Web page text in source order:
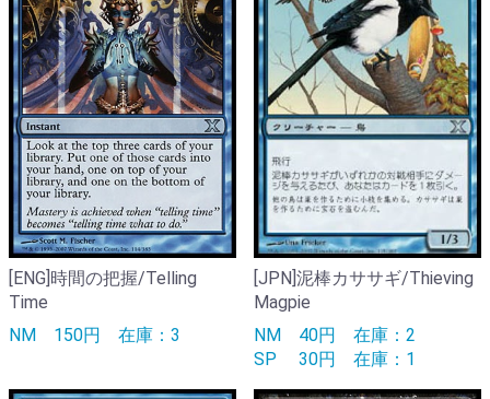
[ENG]時間の把握/Telling
Time
NM 150円 在庫：3
[JPN]泥棒カササギ/Thieving
Magpie
NM 40円 在庫：2
SP
30円 在庫：1